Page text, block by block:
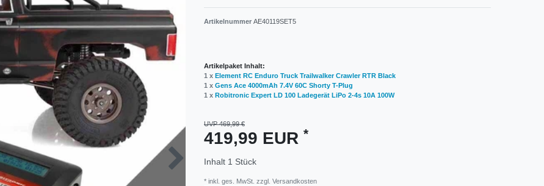
Artikelnummer AE40119SET5
Artikelpaket Inhalt:
1 x Element RC Enduro Truck Trailwalker Crawler RTR Black
1 x Gens Ace 4000mAh 7.4V 60C Shorty T-Plug
1 x Robitronic Expert LD 100 Ladegerät LiPo 2-4s 10A 100W
UVP 469,99 €
419,99 EUR *
Inhalt 1 Stück
* inkl. ges. MwSt. zzgl. Versandkosten